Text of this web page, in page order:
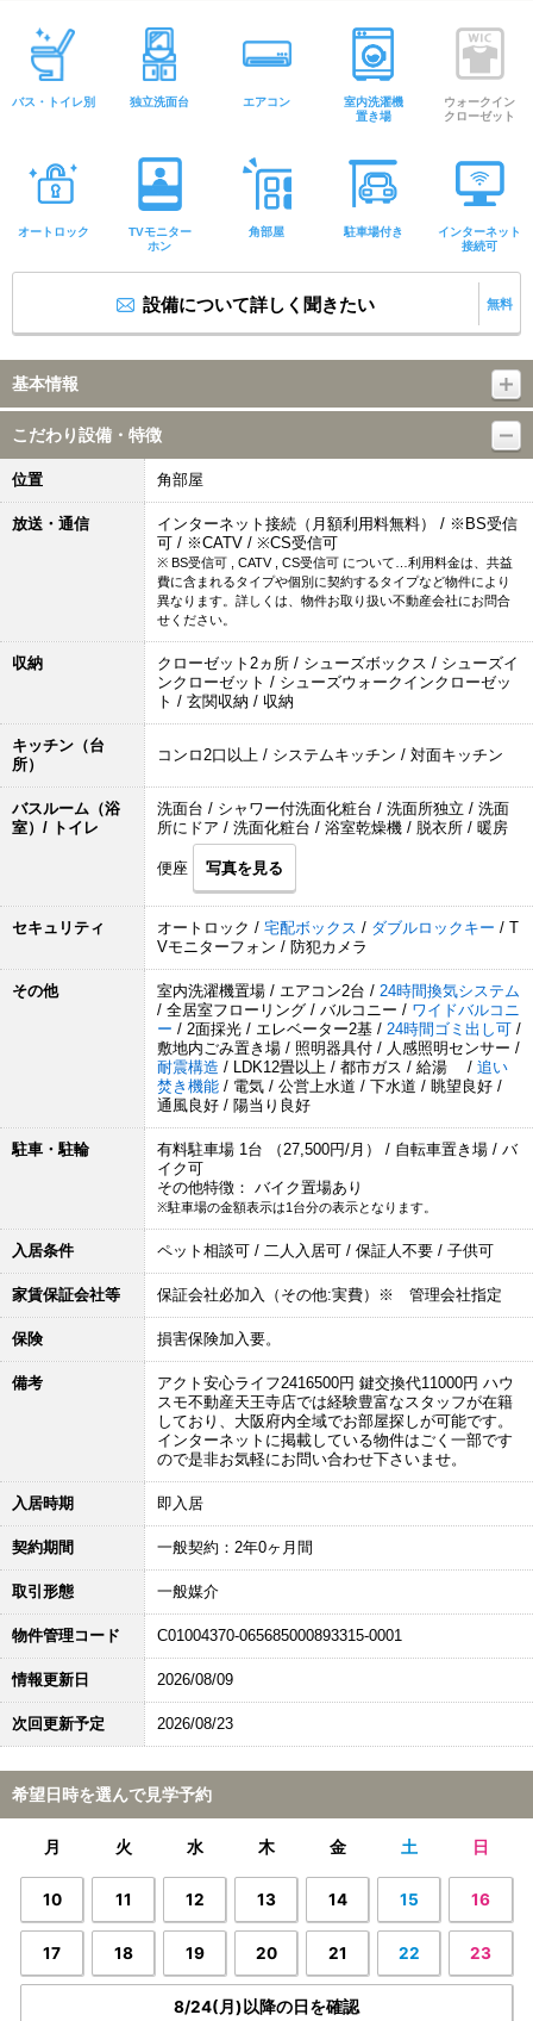
バス・トイレ別 独立洗面台 エアコン
室内洗濯機
置き場
ウォークイン
クローゼット
オートロック
TVモニター
ホン
角部屋 駐車場付き
インターネット
接続可
設備について詳しく聞きたい 無料
基本情報
こだわり設備・特徴
位置 角部屋
放送・通信
インターネット接続（月額利用料無料） / ※BS受信
可 / ※CATV / ※CS受信可
※ BS受信可 , CATV , CS受信可 について…利用料金は、共益
費に含まれるタイプや個別に契約するタイプなど物件により
異なります。詳しくは、物件お取り扱い不動産会社にお問合
せください。
収納
クローゼット2ヵ所 / シューズボックス / シューズイ
ンクローゼット / シューズウォークインクローゼッ
ト / 玄関収納 / 収納
キッチン（台
所）
コンロ2口以上 / システムキッチン / 対面キッチン
バスルーム（浴
室）/ トイレ
洗面台 / シャワー付洗面化粧台 / 洗面所独立 / 洗面
所にドア / 洗面化粧台 / 浴室乾燥機 / 脱衣所 / 暖房
便座 写真を見る
セキュリティ オートロック / 宅配ボックス / ダブルロックキー / T
Vモニターフォン / 防犯カメラ
その他 室内洗濯機置場 / エアコン2台 / 24時間換気システム
/ 全居室フローリング / バルコニー / ワイドバルコニ
ー / 2面採光 / エレベーター2基 / 24時間ゴミ出し可 /
敷地内ごみ置き場 / 照明器具付 / 人感照明センサー /
耐震構造 / LDK12畳以上 / 都市ガス / 給湯 / 追い
焚き機能 / 電気 / 公営上水道 / 下水道 / 眺望良好 /
通風良好 / 陽当り良好
駐車・駐輪
有料駐車場 1台 （27,500円/月） / 自転車置き場 / バ
イク可
その他特徴： バイク置場あり
※駐車場の金額表示は1台分の表示となります。
入居条件 ペット相談可 / 二人入居可 / 保証人不要 / 子供可
家賃保証会社等 保証会社必加入（その他:実費）※ 管理会社指定
保険 損害保険加入要。
備考
アクト安心ライフ2416500円 鍵交換代11000円 ハウ
スモ不動産天王寺店では経験豊富なスタッフが在籍
しており、大阪府内全域でお部屋探しが可能です。
インターネットに掲載している物件はごく一部です
ので是非お気軽にお問い合わせ下さいませ。
入居時期 即入居
契約期間 一般契約：2年0ヶ月間
取引形態 一般媒介
物件管理コード C01004370-065685000893315-0001
情報更新日 2026/08/09
次回更新予定 2026/08/23
希望日時を選んで見学予約
月 火 水 木 金 土 日
10 11 12 13 14 15 16
17 18 19 20 21 22 23
8/24(月)以降の日を確認